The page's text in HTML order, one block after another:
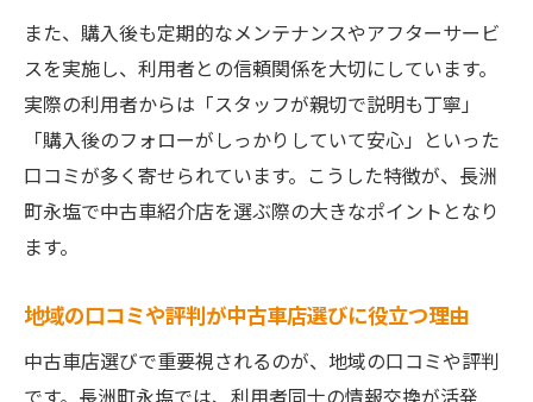
また、購入後も定期的なメンテナンスやアフターサービ
スを実施し、利用者との信頼関係を大切にしています。
実際の利用者からは「スタッフが親切で説明も丁寧」
「購入後のフォローがしっかりしていて安心」といった
口コミが多く寄せられています。こうした特徴が、長洲
町永塩で中古車紹介店を選ぶ際の大きなポイントとなり
ます。
地域の口コミや評判が中古車店選びに役立つ理由
中古車店選びで重要視されるのが、地域の口コミや評判
です。長洲町永塩では、利用者同士の情報交換が活発